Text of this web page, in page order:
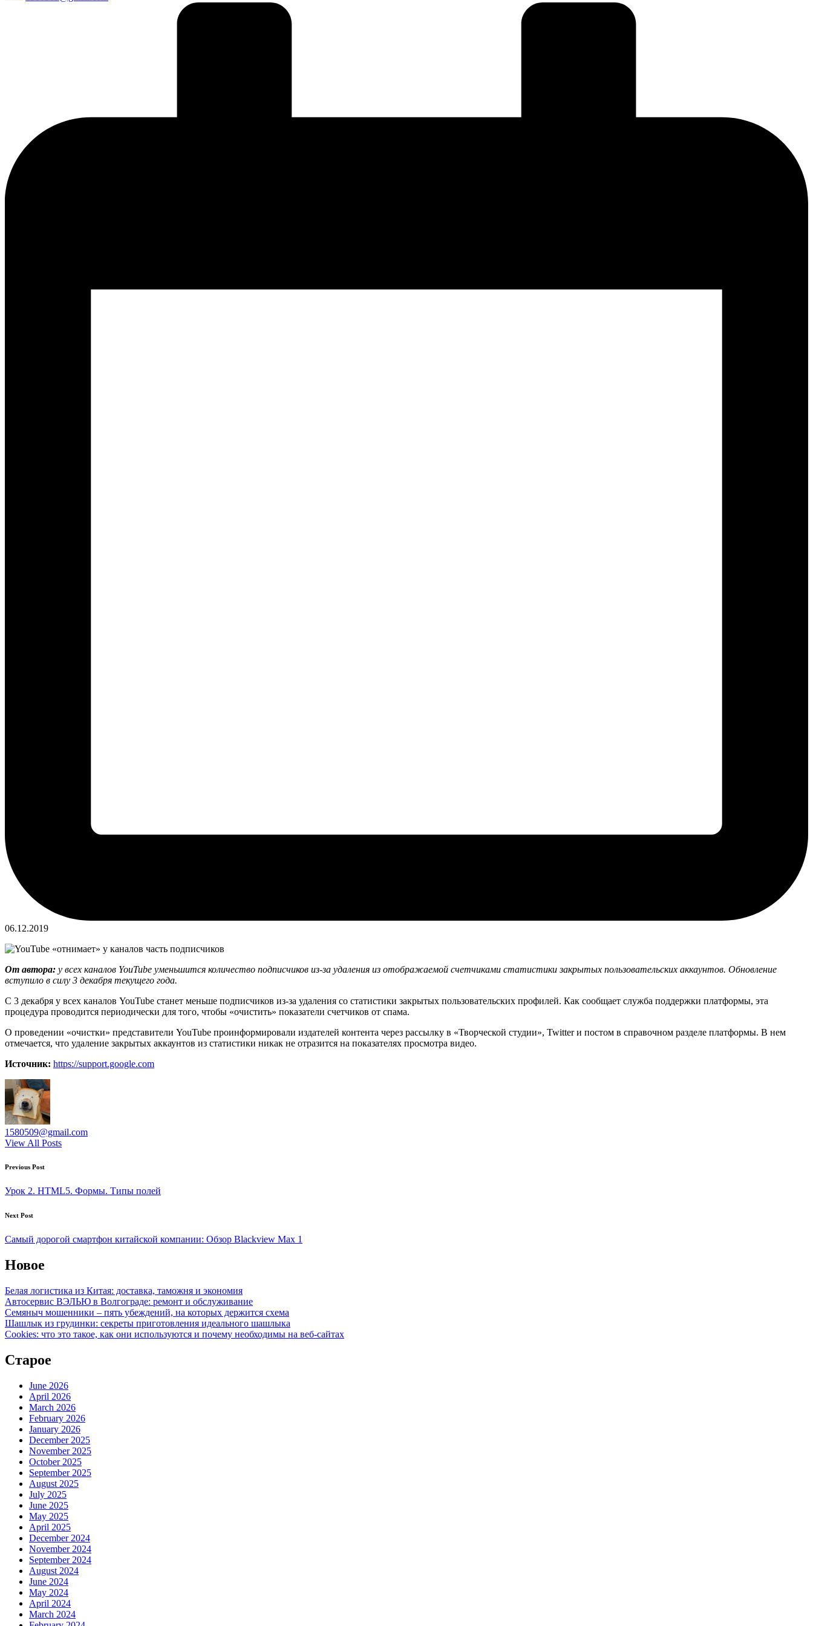
06.12.2019
От автора: у всех каналов YouTube уменьшится количество подписчиков из-за удаления из отображаемой счетчиками статистики закрытых пользовательских аккаунтов. Обновление
вступило в силу 3 декабря текущего года.
С 3 декабря у всех каналов YouTube станет меньше подписчиков из-за удаления со статистики закрытых пользовательских профилей. Как сообщает служба поддержки платформы, эта
процедура проводится периодически для того, чтобы «очистить» показатели счетчиков от спама.
О проведении «очистки» представители YouTube проинформировали издателей контента через рассылку в «Творческой студии», Twitter и постом в справочном разделе платформы. В нем
отмечается, что удаление закрытых аккаунтов из статистики никак не отразится на показателях просмотра видео.
Источник: https://support.google.com
1580509@gmail.com
View All Posts
Post
navigation
Previous Post
Урок 2. HTML5. Формы. Типы полей
Next Post
Самый дорогой смартфон китайской компании: Обзор Blackview Max 1
Новое
Белая логистика из Китая: доставка, таможня и экономия
Автосервис ВЭЛЬЮ в Волгограде: ремонт и обслуживание
Семяныч мошенники – пять убеждений, на которых держится схема
Шашлык из грудинки: секреты приготовления идеального шашлыка
Cookies: что это такое, как они используются и почему необходимы на веб-сайтах
Старое
June 2026
April 2026
March 2026
February 2026
January 2026
December 2025
November 2025
October 2025
September 2025
August 2025
July 2025
June 2025
May 2025
April 2025
December 2024
November 2024
September 2024
August 2024
June 2024
May 2024
April 2024
March 2024